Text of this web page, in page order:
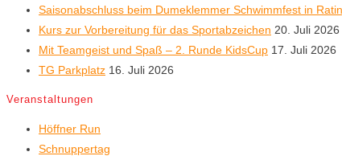
Saisonabschluss beim Dumeklemmer Schwimmfest in
Kurs zur Vorbereitung für das Sportabzeichen 20. Juli 2026
Mit Teamgeist und Spaß – 2. Runde KidsCup 17. Juli 2026
TG Parkplatz 16. Juli 2026
Veranstaltungen
Höffner Run
Schnuppertag